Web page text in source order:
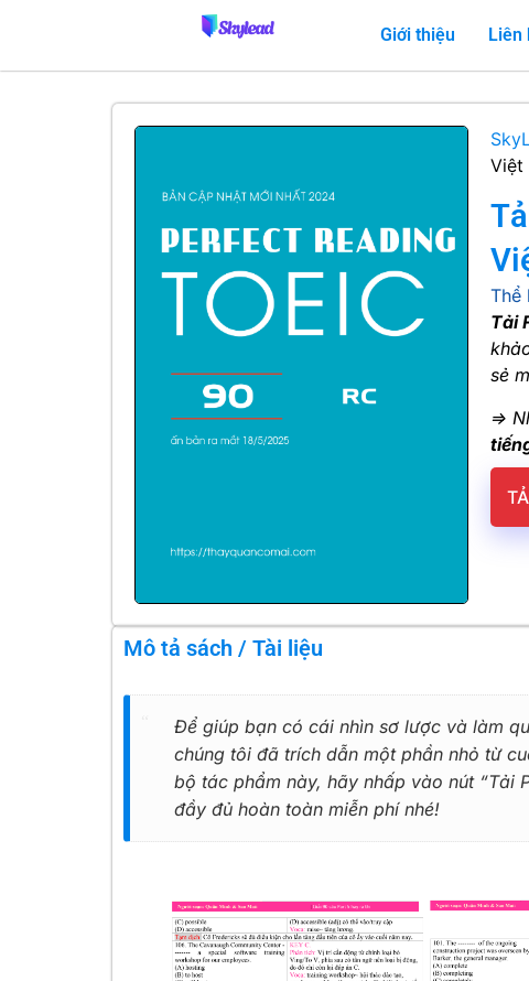
Giới thiệu Liên
Việt
Thể
Tải
sẻ
=>
Mô tả sách / Tài liệu
Để giúp bạn có cái nhìn sơ lược và làm
chúng tôi đã trích dẫn một phần nhỏ từ
bộ tác phẩm này, hãy nhấp vào nút “Tải
đầy đủ hoàn toàn miễn phí nhé!